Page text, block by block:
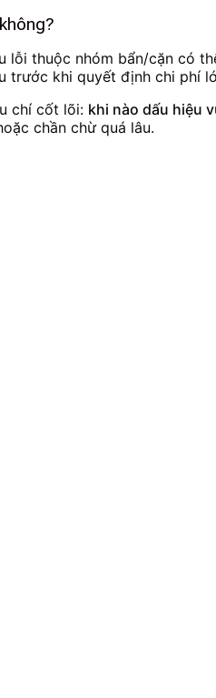
lỗi thuộc nhóm bẩn/cặn có
trước khi quyết định chi phí
chí cốt lõi: khi nào dấu hiệu
chần chừ quá lâu.